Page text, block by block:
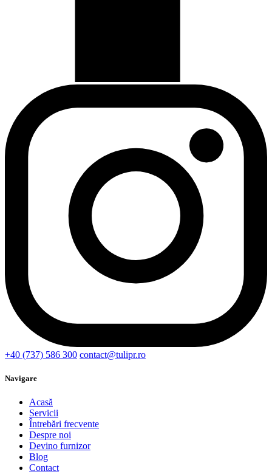
+40 (737) 586 300 contact@tulipr.ro
Navigare
Acasă
Servicii
Întrebări frecvente
Despre noi
Devino furnizor
Blog
Contact